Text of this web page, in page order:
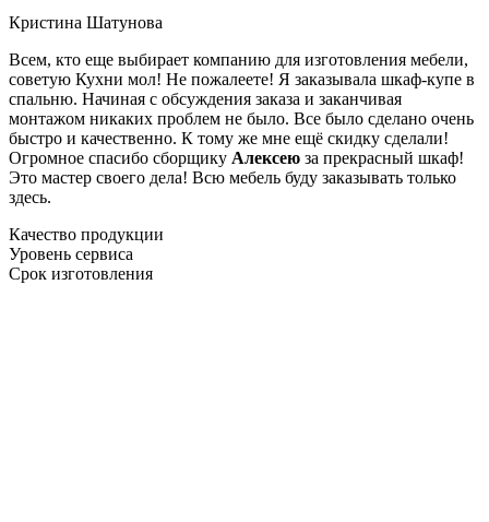
Кристина Шатунова
Всем, кто еще выбирает компанию для изготовления мебели,
советую Кухни мол! Не пожалеете! Я заказывала шкаф-купе в
спальню. Начиная с обсуждения заказа и заканчивая
монтажом никаких проблем не было. Все было сделано очень
быстро и качественно. К тому же мне ещё скидку сделали!
Огромное спасибо сборщику Алексею за прекрасный шкаф!
Это мастер своего дела! Всю мебель буду заказывать только
здесь.
Качество продукции
Уровень сервиса
Срок изготовления